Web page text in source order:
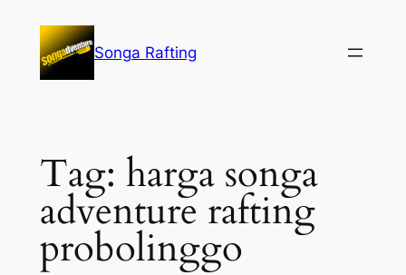
konten
Songa Rafting
Tag: harga songa
adventure rafting
probolinggo